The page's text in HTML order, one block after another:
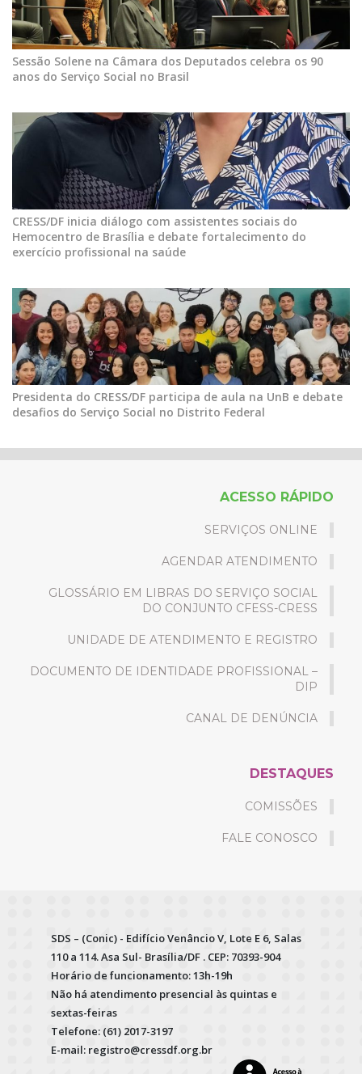
Sessão Solene na Câmara dos Deputados celebra os 90
anos do Serviço Social no Brasil
CRESS/DF inicia diálogo com assistentes sociais do
Hemocentro de Brasília e debate fortalecimento do
exercício profissional na saúde
Presidenta do CRESS/DF participa de aula na UnB e debate
desafios do Serviço Social no Distrito Federal
ACESSO RÁPIDO
SERVIÇOS ONLINE
AGENDAR ATENDIMENTO
GLOSSÁRIO EM LIBRAS DO SERVIÇO SOCIAL
DO CONJUNTO CFESS-CRESS
UNIDADE DE ATENDIMENTO E REGISTRO
DOCUMENTO DE IDENTIDADE PROFISSIONAL –
DIP
CANAL DE DENÚNCIA
DESTAQUES
COMISSÕES
FALE CONOSCO
SDS – (Conic) - Edifício Venâncio V, Lote E 6, Salas
110 a 114. Asa Sul- Brasília/DF . CEP: 70393-904
Horário de funcionamento: 13h-19h
Não há atendimento presencial às quintas e
sextas-feiras
Telefone: (61) 2017-3197
E-mail: registro@cressdf.org.br